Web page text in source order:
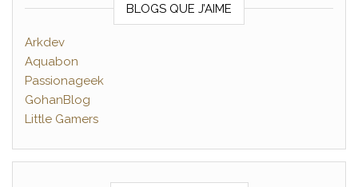
BLOGS QUE J’AIME
Arkdev
Aquabon
Passionageek
GohanBlog
Little Gamers